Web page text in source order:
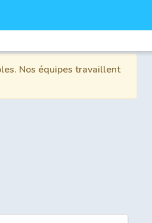
Nos équipes travaillent